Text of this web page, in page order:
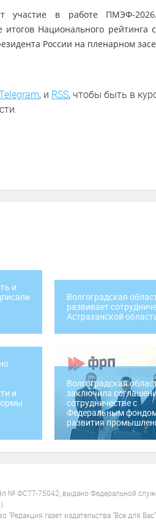
участие в работе ПМЭФ-
Национального рейтинга
России на пленарном
, и RSS, чтобы быть в
и
Волгоградская
развивает
Астраханской
и
Волгоградская
заключила
сотрудничестве с
Федеральным
развития
№ ФС77-75042, выдано Федеральной
"Редакция газет издательства "Все для Вас"